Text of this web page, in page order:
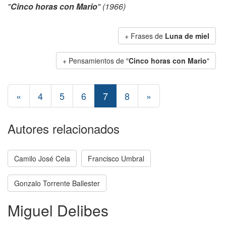
"Cinco horas con Mario" (1966)
+ Frases de Luna de miel
+ Pensamientos de "Cinco horas con Mario"
« 4 5 6 7 8 »
Autores relacionados
Camilo José Cela Francisco Umbral
Gonzalo Torrente Ballester
Miguel Delibes